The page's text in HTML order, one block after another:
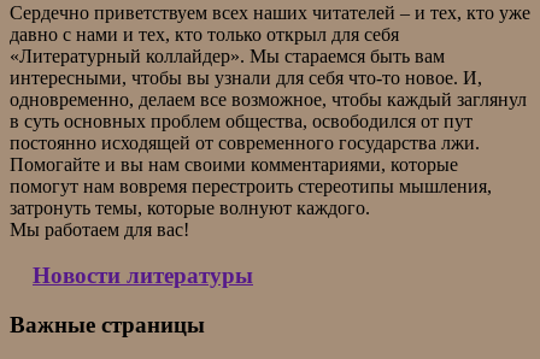
Сердечно приветствуем всех наших читателей – и тех, кто уже
давно с нами и тех, кто только открыл для себя
«Литературный коллайдер». Мы стараемся быть вам
интересными, чтобы вы узнали для себя что-то новое. И,
одновременно, делаем все возможное, чтобы каждый заглянул
в суть основных проблем общества, освободился от пут
постоянно исходящей от современного государства лжи.
Помогайте и вы нам своими комментариями, которые
помогут нам вовремя перестроить стереотипы мышления,
затронуть темы, которые волнуют каждого.
Мы работаем для вас!
Новости литературы
Важные страницы